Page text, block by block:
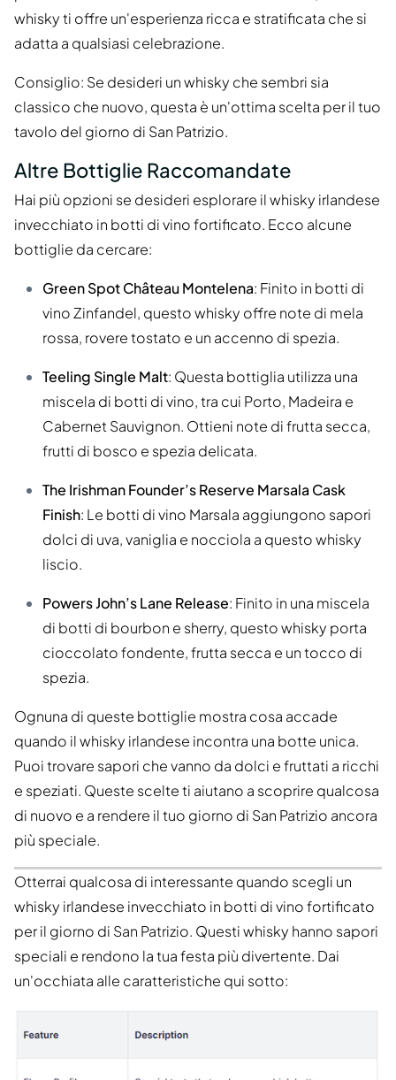
whisky ti offre un'esperienza ricca e stratificata che si
adatta a qualsiasi celebrazione.
Consiglio: Se desideri un whisky che sembri sia
classico che nuovo, questa è un'ottima scelta per il tuo
tavolo del giorno di San Patrizio.
Altre Bottiglie Raccomandate
Hai più opzioni se desideri esplorare il whisky irlandese
invecchiato in botti di vino fortificato. Ecco alcune
bottiglie da cercare:
Green Spot Château Montelena: Finito in botti di
vino Zinfandel, questo whisky offre note di mela
rossa, rovere tostato e un accenno di spezia.
Teeling Single Malt: Questa bottiglia utilizza una
miscela di botti di vino, tra cui Porto, Madeira e
Cabernet Sauvignon. Ottieni note di frutta secca,
frutti di bosco e spezia delicata.
The Irishman Founder’s Reserve Marsala Cask
Finish: Le botti di vino Marsala aggiungono sapori
dolci di uva, vaniglia e nocciola a questo whisky
liscio.
Powers John’s Lane Release: Finito in una miscela
di botti di bourbon e sherry, questo whisky porta
cioccolato fondente, frutta secca e un tocco di
spezia.
Ognuna di queste bottiglie mostra cosa accade
quando il whisky irlandese incontra una botte unica.
Puoi trovare sapori che vanno da dolci e fruttati a ricchi
e speziati. Queste scelte ti aiutano a scoprire qualcosa
di nuovo e a rendere il tuo giorno di San Patrizio ancora
più speciale.
Otterrai qualcosa di interessante quando scegli un
whisky irlandese invecchiato in botti di vino fortificato
per il giorno di San Patrizio. Questi whisky hanno sapori
speciali e rendono la tua festa più divertente. Dai
un'occhiata alle caratteristiche qui sotto: